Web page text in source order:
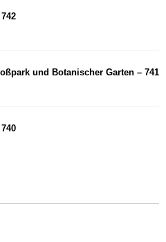
und Botanischer Garten – 741